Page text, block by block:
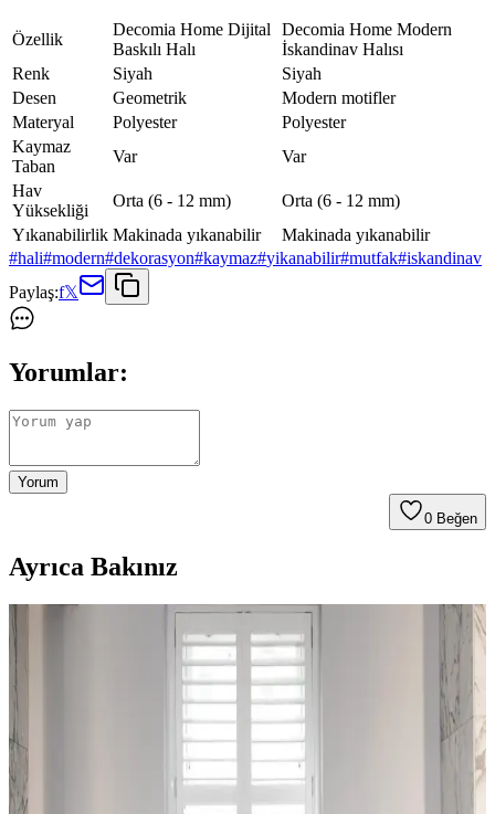
Özellik
Decomia Home Dijital
Baskılı Halı
Decomia Home Modern
İskandinav Halısı
Renk
Siyah
Siyah
Desen
Geometrik
Modern motifler
Materyal
Polyester
Polyester
Kaymaz
Taban
Var
Var
Hav
Yüksekliği
Orta (6 - 12 mm)
Orta (6 - 12 mm)
Yıkanabilirlik Makinada yıkanabilir
Makinada yıkanabilir
#hali#modern#dekorasyon#kaymaz#yikanabilir#mutfak#iskandinav
Paylaş:f𝕏
Yorumlar:
Yorum
0 Beğen
Ayrıca Bakınız
Bella Halılar: Estetik ve Dayanıklılığıyla İç
Mekânlara Şıklık Katan Çözüm
Bella halılar, çeşitli tasarım ve malzeme seçenekleriyle iç mekânlara
estetik ve dayanıklılık kazandırır. Kullanım alanlarına uygun bakım
ipuçlarıyla uzun ömür sağlar.
Dekoratif Mavi Halı Örtüsü Seçenekleri ve Ev